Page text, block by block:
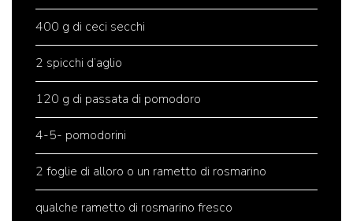
400 g di ceci secchi
2 spicchi d’aglio
120 g di passata di pomodoro
4-5- pomodorini
2 foglie di alloro o un rametto di rosmarino
qualche rametto di rosmarino fresco